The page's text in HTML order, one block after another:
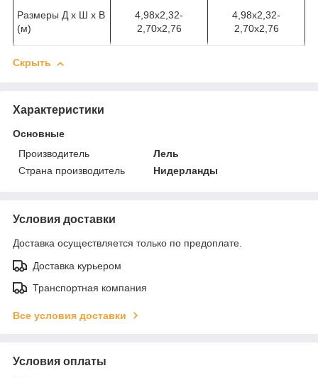
Размеры Д x Ш x В
(м)
4,98x2,32-
2,70x2,76
4,98x2,32-
2,70x2,76
Скрыть
Характеристики
Основные
Производитель
Лель
Страна производитель
Нидерланды
Условия доставки
Доставка осуществляется только по предоплате.
Доставка курьером
Транспортная компания
Все условия доставки
Условия оплаты